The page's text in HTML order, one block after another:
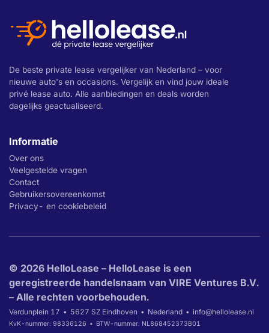
De beste private lease vergelijker van Nederland – voor
nieuwe auto's en occasions. Vergelijk en vind jouw ideale
privé lease auto. Alle aanbiedingen en deals worden
dagelijks geactualiseerd.
Informatie
Over ons
Veelgestelde vragen
Contact
Gebruikersovereenkomst
Privacy- en cookiebeleid
© 2026 HelloLease – HelloLease is een
geregistreerde handelsnaam van VIRE Ventures B.V.
– Alle rechten voorbehouden.
Verdunplein 17 5627 SZ Eindhoven Nederland info@hellolease.nl
KvK-nummer: 98336126
BTW-nummer: NL868452373B01